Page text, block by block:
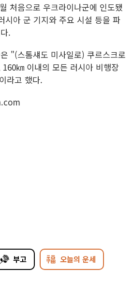
처음으로 우크라이나군에 인도됐
시아 군 기지와 주요 시설 등을 파
.
"(스톰섀도 미사일로) 쿠르스크로
㎞ 이내의 모든 러시아 비행장
라고 했다.
부고 오늘의 운세